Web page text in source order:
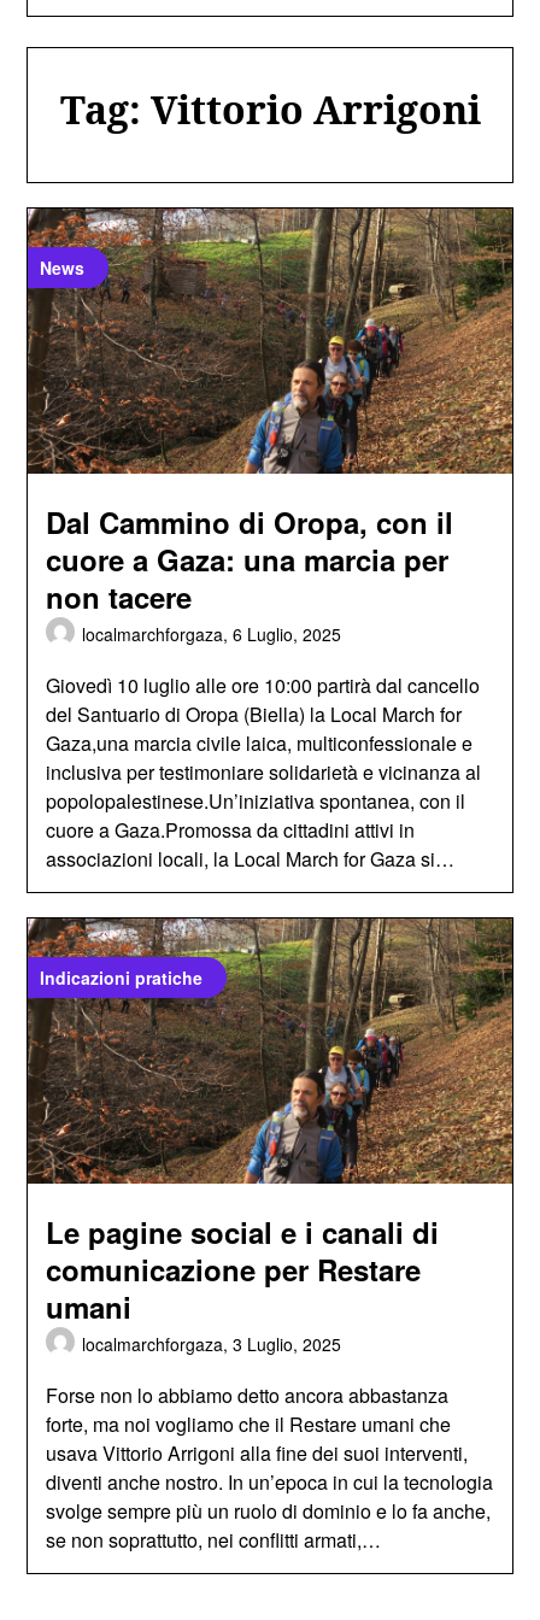
Tag: Vittorio Arrigoni
News
Dal Cammino di Oropa, con il
cuore a Gaza: una marcia per
non tacere
localmarchforgaza,6 Luglio, 2025
Giovedì 10 luglio alle ore 10:00 partirà dal cancello
del Santuario di Oropa (Biella) la Local March for
Gaza,una marcia civile laica, multiconfessionale e
inclusiva per testimoniare solidarietà e vicinanza al
popolopalestinese.Un’iniziativa spontanea, con il
cuore a Gaza.Promossa da cittadini attivi in
associazioni locali, la Local March for Gaza si…
Indicazioni pratiche
Le pagine social e i canali di
comunicazione per Restare
umani
localmarchforgaza,3 Luglio, 2025
Forse non lo abbiamo detto ancora abbastanza
forte, ma noi vogliamo che il Restare umani che
usava Vittorio Arrigoni alla fine dei suoi interventi,
diventi anche nostro. In un’epoca in cui la tecnologia
svolge sempre più un ruolo di dominio e lo fa anche,
se non soprattutto, nei conflitti armati,…